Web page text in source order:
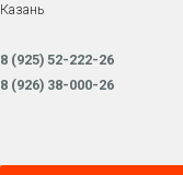
Казань
8 (925) 52-222-26
8 (926) 38-000-26